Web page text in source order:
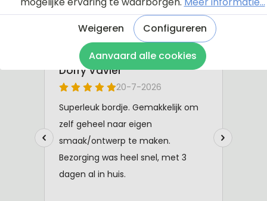
Weigeren
Configureren
Aanvaard alle cookies